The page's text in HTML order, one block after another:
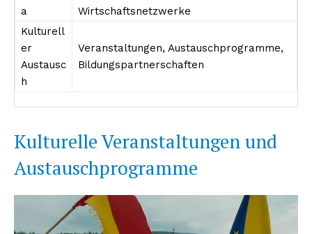
kostenlosen Newsletter
a
Wirtschaftsnetzwerke
Kulturell
er
Austausc
h
Veranstaltungen, Austauschprogramme,
Bildungspartnerschaften
Kulturelle Veranstaltungen und
Austauschprogramme